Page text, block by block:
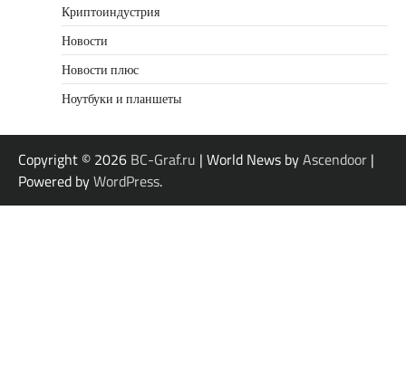
Криптоиндустрия
Новости
Новости плюс
Ноутбуки и планшеты
Copyright © 2026 BC-Graf.ru | World News byAscendoor |
Powered byWordPress.